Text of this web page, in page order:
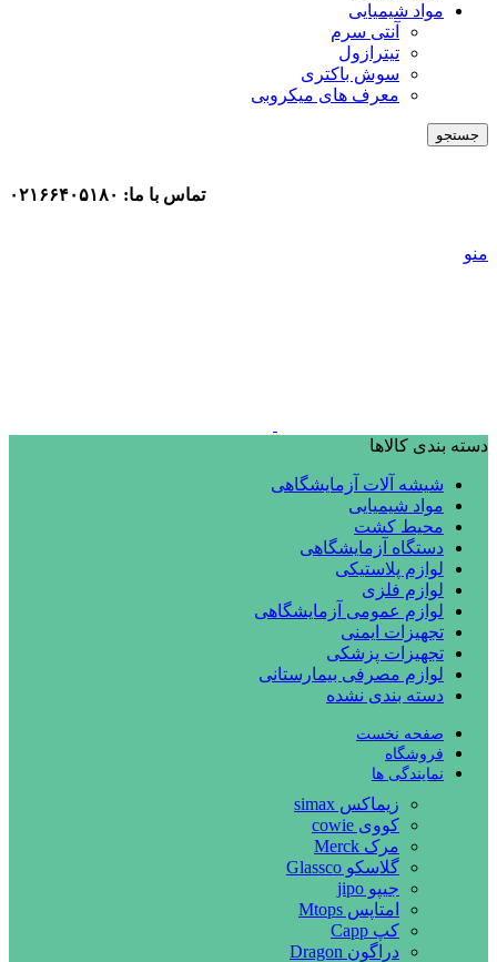
مواد شیمیایی
آنتی سرم
تیترازول
سوش باکتری
معرف های میکروبی
جستجو
تماس با ما: ۰۲۱۶۶۴۰۵۱۸۰
منو
دسته بندی کالاها
شیشه آلات آزمایشگاهی
مواد شیمیایی
محیط کشت
دستگاه آزمایشگاهی
لوازم پلاستیکی
لوازم فلزی
لوازم عمومی آزمایشگاهی
تجهیزات ایمنی
تجهیزات پزشکی
لوازم مصرفی بیمارستانی
دسته بندی نشده
صفحه نخست
فروشگاه
نمایندگی ها
زیماکس simax
کووی cowie
مرک Merck
گلاسکو Glassco
جیپو jipo
امتاپس Mtops
کپ Capp
دراگون Dragon